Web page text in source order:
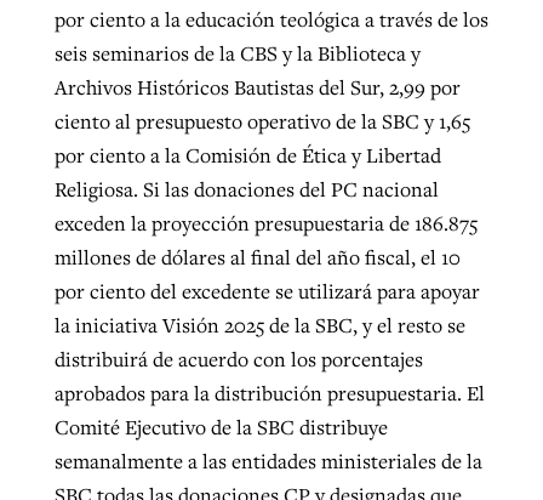
por ciento a la educación teológica a través de los
seis seminarios de la CBS y la Biblioteca y
Archivos Históricos Bautistas del Sur, 2,99 por
ciento al presupuesto operativo de la SBC y 1,65
por ciento a la Comisión de Ética y Libertad
Religiosa. Si las donaciones del PC nacional
exceden la proyección presupuestaria de 186.875
millones de dólares al final del año fiscal, el 10
por ciento del excedente se utilizará para apoyar
la iniciativa Visión 2025 de la SBC, y el resto se
distribuirá de acuerdo con los porcentajes
aprobados para la distribución presupuestaria. El
Comité Ejecutivo de la SBC distribuye
semanalmente a las entidades ministeriales de la